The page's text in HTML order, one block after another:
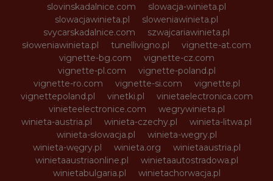
slovinskadalnice.com
slowacja-winieta.pl
slowacjawinieta.pl
sloweniawinieta.pl
svycarskadalnice.com
szwajcariawinieta.pl
słoweniawinieta.pl
tunellivigno.pl
vignette-at.com
vignette-bg.com
vignette-cz.com
vignette-pl.com
vignette-poland.pl
vignette-ro.com
vignette-si.com
vignette.pl
vignettepoland.pl
vinetki.pl
vinietaelectronica.com
vinieteelectronice.com
wegrywinieta.pl
winieta-austria.pl
winieta-czechy.pl
winieta-litwa.pl
winieta-słowacja.pl
winieta-wegry.pl
winieta-węgry.pl
winieta.org
winietaaustria.pl
winietaaustriaonline.pl
winietaautostradowa.pl
winietabulgaria.pl
winietachorwacja.pl